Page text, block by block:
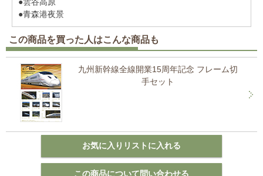
●青森港夜景
この商品を買った人はこんな商品も
九州新幹線全線開業15周年記念 フレーム切
手セット